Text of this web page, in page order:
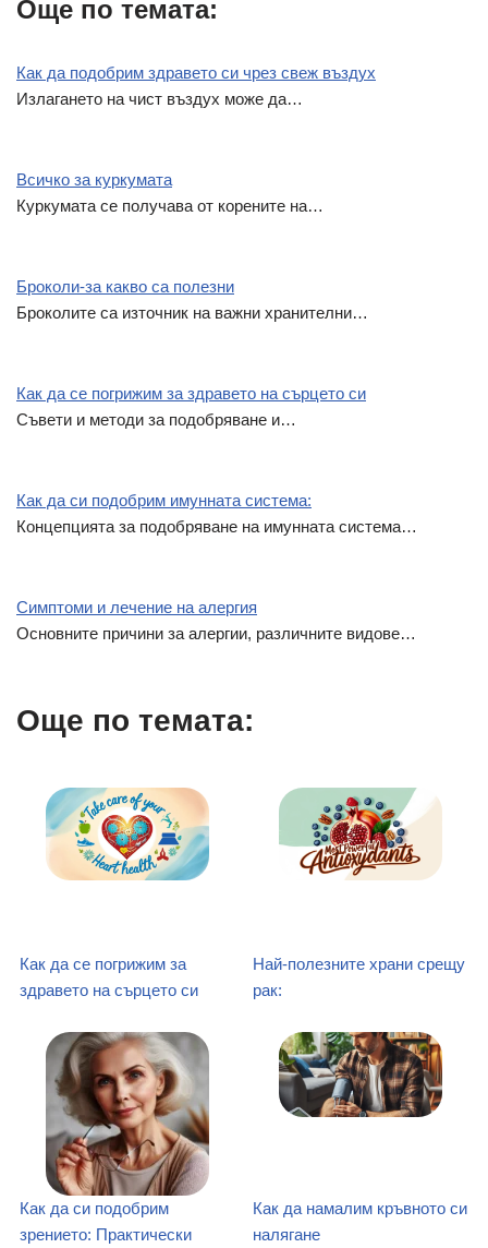
c
o
s
n
r
a
a
A
b
Още по темата:
Как да подобрим здравето си чрез свеж въздух
Излагането на чист въздух може да…
Всичко за куркумата
Куркумата се получава от корените на…
Броколи-за какво са полезни
Броколите са източник на важни хранителни…
Как да се погрижим за здравето на сърцето си
Съвети и методи за подобряване и…
Как да си подобрим имунната система:
Концепцията за подобряване на имунната система…
Симптоми и лечение на алергия
Основните причини за алергии, различните видове…
Още по темата:
Как да се погрижим за
здравето на сърцето си
Най-полезните храни срещу
рак:
Как да си подобрим
зрението: Практически
Как да намалим кръвното си
налягане